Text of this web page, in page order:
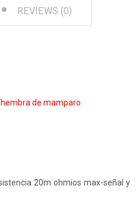
REVIEWS (0)
de mamparo
20m ohmios max-señal y